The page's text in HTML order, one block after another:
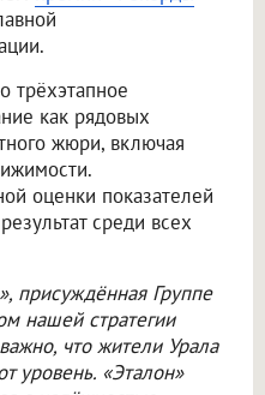
трёхэтапное
как рядовых
жюри, включая
оценки показателей
среди всех
присуждённая Группе
нашей стратегии
что жители Урала
уровень. «Эталон»